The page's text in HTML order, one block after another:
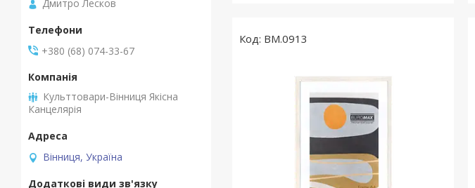
BM.0913
Дмитро Лесков
+380 (68) 074-33-67
Культтовари-Вінниця Якісна
Канцелярія
Вінниця, Україна